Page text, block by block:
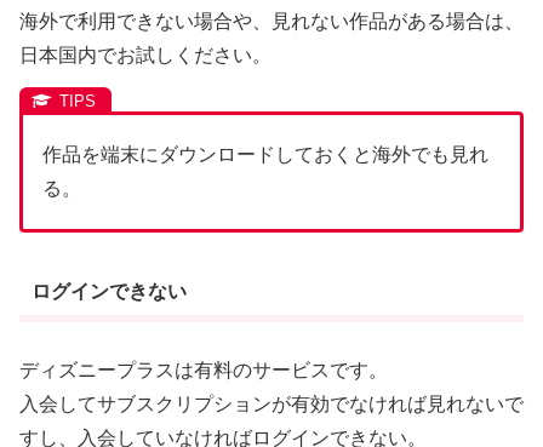
海外で利用できない場合や、見れない作品がある場合は、
日本国内でお試しください。
作品を端末にダウンロードしておくと海外でも見れ
る。
ログインできない
ディズニープラスは有料のサービスです。
入会してサブスクリプションが有効でなければ見れないで
すし、入会していなければログインできない。